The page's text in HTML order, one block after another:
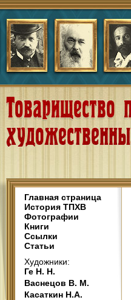
Главная страница
История ТПХВ
Фотографии
Книги
Ссылки
Статьи
Художники:
Ге Н. Н.
Васнецов В. М.
Касаткин Н.А.